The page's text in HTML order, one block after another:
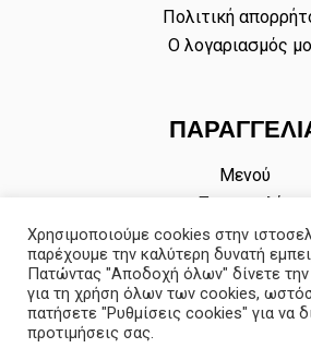
Πολιτική
Ο λογαριασμός
Μενού
Παραγγελία
Σύνδεση
Οι παραγγελίες
Χρησιμοποιούμε cookies στην
παρέχουμε την καλύτερη δυνατή
Πατώντας "Αποδοχή όλων" δίνετε
για τη χρήση όλων των cookies,
πατήσετε "Ρυθμίσεις cookies" για να
προτιμήσεις σας.